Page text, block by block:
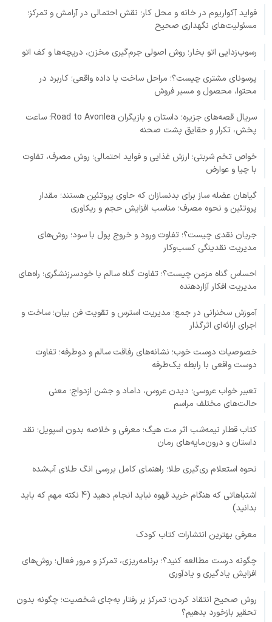
فواید آکواریوم در خانه و محل کار؛ نقش احتمالی در آرامش و تمرکز؛
مسئولیت‌های نگهداری صحیح
رسوب‌زدایی اتو بخار؛ روش اصولی جرم‌گیری مخزن، دریچه‌ها و کف اتو
پرسونای مشتری چیست؟؛ مراحل ساخت با داده واقعی؛ کاربرد در
محتوا، محصول و مسیر فروش
سریال قصه‌های جزیره؛ داستان و بازیگران Road to Avonlea؛ ساعت
پخش، تکرار و حقایق پشت صحنه
خواص تخم شربتی؛ ارزش غذایی و فواید احتمالی؛ روش مصرف، تفاوت
با چیا و عوارض
گیاهان عضله ساز برای بدنسازان که حاوی پروتئین هستند؛ مقدار
پروتئین و نحوه مصرف؛ مناسب افزایش حجم و ریکاوری
جریان نقدی چیست؟؛ تفاوت ورود و خروج پول با سود؛ روش‌های
مدیریت نقدینگی کسب‌وکار
احساس گناه مزمن چیست؟؛ تفاوت گناه سالم با خودسرزنشگری؛ راه‌های
مدیریت افکار آزاردهنده
آموزش سخنرانی در جمع؛ مدیریت استرس و تقویت فن بیان؛ ساخت و
اجرای ارائه‌ای اثرگذار
خصوصیات دوست خوب؛ نشانه‌های رفاقت سالم و دوطرفه؛ تفاوت
دوست واقعی با رابطه یک‌طرفه
تعبیر خواب عروسی؛ دیدن عروس، داماد و جشن ازدواج؛ معنی
حالت‌های مختلف مراسم
کتاب قطار نیمه‌شب اثر مت هیگ؛ معرفی و خلاصه بدون اسپویل؛ نقد
داستان و درون‌مایه‌های رمان
نحوه استعلام ری‌گیری طلا؛ راهنمای کامل بررسی انگ طلای آب‌شده
اشتباهاتی که هنگام خرید قهوه نباید انجام دهید (4 نکته مهم که باید
بدانید)
معرفی بهترین انتشارات کتاب کودک
چگونه درست مطالعه کنید؟؛ برنامه‌ریزی، تمرکز و مرور فعال؛ روش‌های
افزایش یادگیری و یادآوری
روش صحیح انتقاد کردن؛ تمرکز بر رفتار به‌جای شخصیت؛ چگونه بدون
تحقیر بازخورد بدهیم؟